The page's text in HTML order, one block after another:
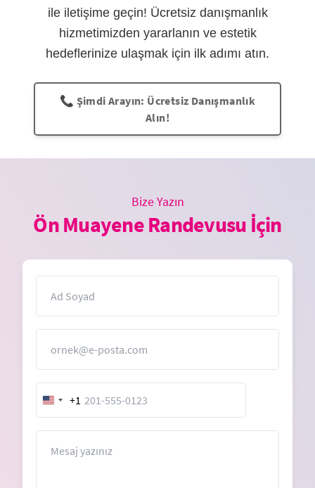
ile iletişime geçin! Ücretsiz danışmanlık
hizmetimizden yararlanın ve estetik
hedeflerinize ulaşmak için ilk adımı atın.
📞 Şimdi Arayın: Ücretsiz Danışmanlık
Alın!
Bize Yazın
Ön Muayene Randevusu İçin
United
States
+1